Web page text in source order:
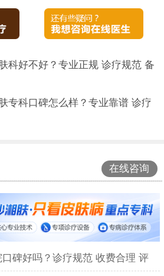
科好不好？专业正规 诊疗规范 备
专科口碑怎么样？专业靠谱 诊疗
在线咨询
碑好吗？诊疗规范 收费合理 评